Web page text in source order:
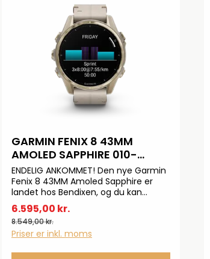
GARMIN FENIX 8 43MM
AMOLED SAPPHIRE 010-
02903-40
ENDELIG ANKOMMET! Den nye Garmin
Fenix 8 43MM Amoled Sapphire er
landet hos Bendixen, og du kan
allerede nu bestille. Det nye Garmin
Fenix 8 er udstyret med en Amoled
Sapphire skærm og med de nyeste
vilde features. Vi vil liste en masse op
6.595,00 kr.
8.549,00 kr.
Priser er inkl. moms